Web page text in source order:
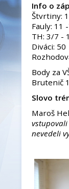
Info o
Štvrtiny:
Fauly: 11
TH: 3/7 -
Diváci: 50
Body za
Brutenič 1
Slovo
Maroš
nevedeli